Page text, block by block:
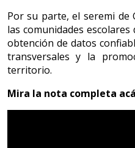
Por su parte, el seremi de
las comunidades
obtención de datos
transversales y la
territorio.
Mira la nota completa